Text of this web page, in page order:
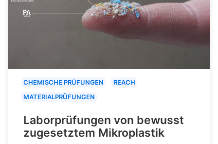
CHEMISCHE PRÜFUNGEN
REACH
MATERIALPRÜFUNGEN
Laborprüfungen von bewusst
zugesetztem Mikroplastik